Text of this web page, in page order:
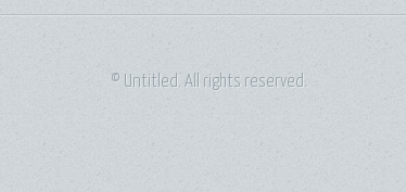
© Untitled. All rights reserved.